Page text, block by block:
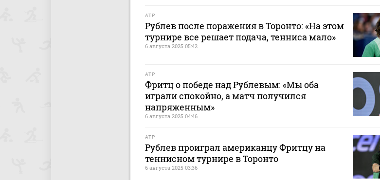
ATP
Рублев после поражения в Торонто: «На этом
турнире все решает подача, тенниса мало»
6 августа 2025 05:42
ATP
Фритц о победе над Рублевым: «Мы оба
играли спокойно, а матч получился
напряженным»
6 августа 2025 04:46
ATP
Рублев проиграл американцу Фритцу на
теннисном турнире в Торонто
6 августа 2025 03:36